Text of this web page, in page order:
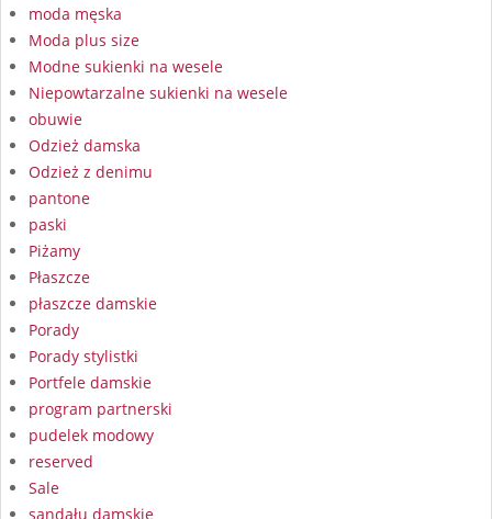
moda męska
Moda plus size
Modne sukienki na wesele
Niepowtarzalne sukienki na wesele
obuwie
Odzież damska
Odzież z denimu
pantone
paski
Piżamy
Płaszcze
płaszcze damskie
Porady
Porady stylistki
Portfele damskie
program partnerski
pudelek modowy
reserved
Sale
sandału damskie